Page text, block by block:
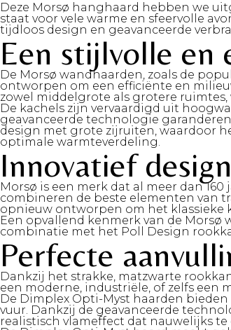
Deze Morsø hanghaard hebben we
staat voor vele warme en sfeervolle
tijdloos design en geavanceerde
Een stijlvolle en
De Morsø wandhaarden, zoals de
ontworpen om een efficiënte en
zowel middelgrote als grotere ruimtes,
De kachels zijn vervaardigd uit
geavanceerde technologie
design met grote zijruiten, waardoor
optimale warmteverdeling.
Innovatief
Morsø is een merk dat al meer dan
combineren de beste elementen van
opnieuw ontworpen om het klassieke
Een opvallend kenmerk van de
combinatie met het Poll Design
Perfecte
Dankzij het strakke, matzwarte
een moderne, industriële, of zelfs
De Dimplex Opti-Myst haarden
vuur. Dankzij de geavanceerde
realistisch vlameffect dat nauwelijks